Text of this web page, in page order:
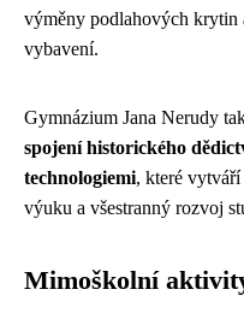
výměny podlahových krytin
vybavení.
Gymnázium Jana Nerudy
spojení historického
technologiemi, které
výuku a všestranný rozvoj
Mimoškolní